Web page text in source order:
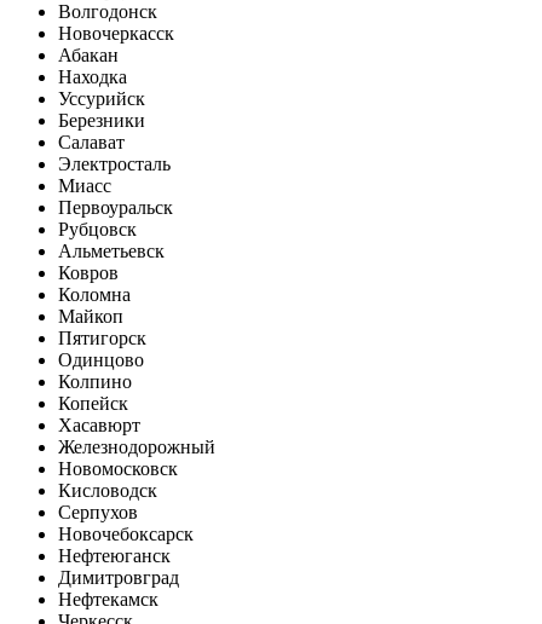
Волгодонск
Новочеркасск
Абакан
Находка
Уссурийск
Березники
Салават
Электросталь
Миасс
Первоуральск
Рубцовск
Альметьевск
Ковров
Коломна
Майкоп
Пятигорск
Одинцово
Колпино
Копейск
Хасавюрт
Железнодорожный
Новомосковск
Кисловодск
Серпухов
Новочебоксарск
Нефтеюганск
Димитровград
Нефтекамск